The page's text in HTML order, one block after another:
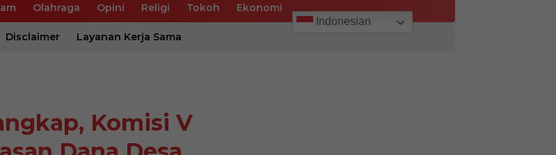
Olahraga Opini Religi Tokoh Ekonomi
Indonesian
Disclaimer Layanan Kerja Sama
Komisi V